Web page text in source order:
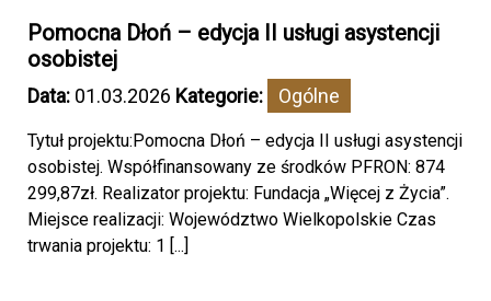
Pomocna Dłoń – edycja II usługi asystencji
osobistej
Data: 01.03.2026 Kategorie: Ogólne
Tytuł projektu:Pomocna Dłoń – edycja II usługi asystencji
osobistej. Współfinansowany ze środków PFRON: 874
299,87zł. Realizator projektu: Fundacja „Więcej z Życia”.
Miejsce realizacji: Województwo Wielkopolskie Czas
trwania projektu: 1 [...]